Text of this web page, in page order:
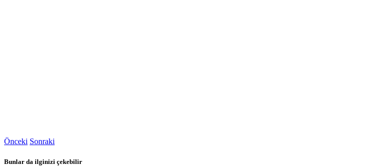
Önceki Sonraki
Bunlar da ilginizi çekebilir